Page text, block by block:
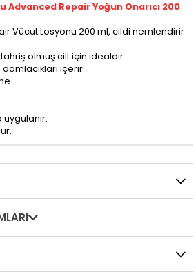
Advanced Repair Yoğun Onarıcı 200
Vücut Losyonu 200 ml, cildi nemlendirir
olmuş cilt için idealdir.
içerir.